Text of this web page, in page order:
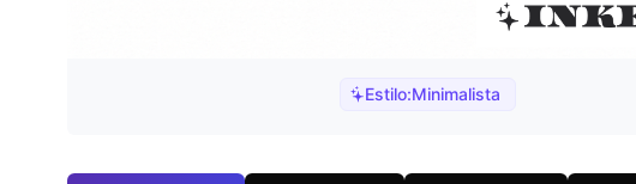
Estilo:Minimalista